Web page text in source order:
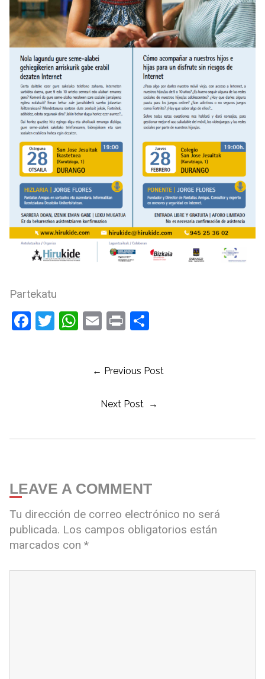
Partekatu
Facebook
Twitter
WhatsApp
Email
PrintCompartir
← Previous Post
Next Post →
LEAVE A COMMENT
Tu dirección de correo electrónico no será
publicada. Los campos obligatorios están
marcados con *